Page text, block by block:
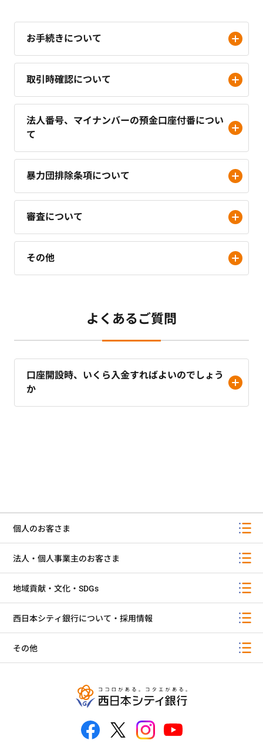
お手続きについて
取引時確認について
法人番号、マイナンバーの預金口座付番につい
て
暴力団排除条項について
審査について
その他
よくあるご質問
口座開設時、いくら入金すればよいのでしょう
か
個人のお客さま
法人・個人事業主のお客さま
地域貢献・文化・SDGs
西日本シティ銀行について・採用情報
その他